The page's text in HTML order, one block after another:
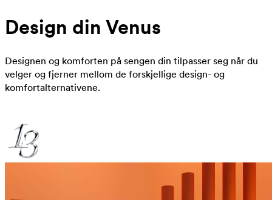
Design din Venus
Designen og komforten på sengen din tilpasser seg når du
velger og fjerner mellom de forskjellige design- og
komfortalternativene.